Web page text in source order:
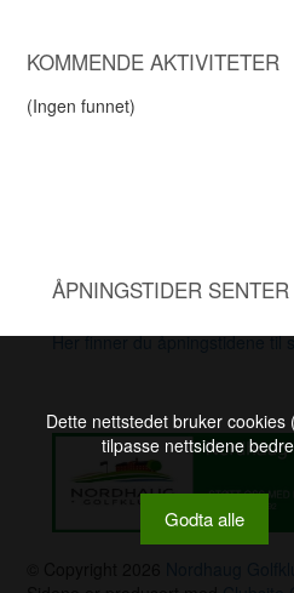
KOMMENDE AKTIVITETER
(Ingen funnet)
ÅPNINGSTIDER SENTER
Her finner du åpningstidene til
Dette nettstedet bruker
tilpasse nettsidene
Godta alle